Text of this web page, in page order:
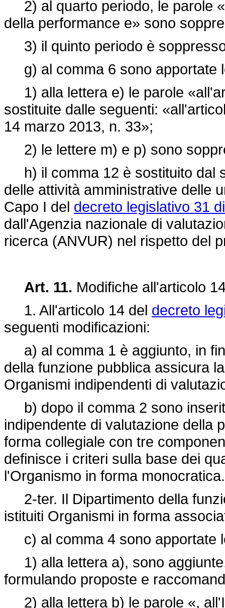
2) al quarto periodo, le parole
della performance e» sono
3) il quinto periodo è
g) al comma 6 sono apportate
1) alla lettera e) le parole
sostituite dalle seguenti:
14 marzo 2013, n. 33»;
2) le lettere m) e p) sono
h) il comma 12 è sostituito dal
delle attività amministrative delle
Capo I del decreto legislativo 31
dall'Agenzia nazionale di
ricerca (ANVUR) nel rispetto del
Art. 11. Modifiche all'articolo
1. All'articolo 14 del decreto
seguenti modificazioni:
a) al comma 1 è aggiunto, in
della funzione pubblica assicura
Organismi indipendenti di
b) dopo il comma 2 sono
indipendente di valutazione della
forma collegiale con tre
definisce i criteri sulla base dei
l'Organismo in forma monocratica.
2-ter. Il Dipartimento della
istituiti Organismi in forma
c) al comma 4 sono apportate
1) alla lettera a), sono
formulando proposte e
2) alla lettera b) le parole «,